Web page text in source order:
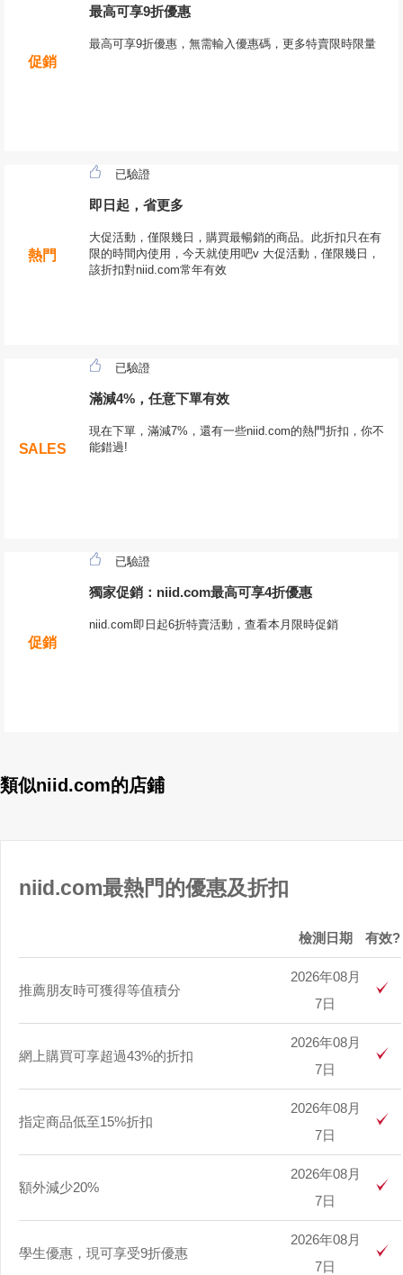
促銷
最高可享9折優惠
最高可享9折優惠，無需輸入優惠碼，更多特賣限時限量
熱門
已驗證
即日起，省更多
大促活動，僅限幾日，購買最暢銷的商品。此折扣只在有
限的時間內使用，今天就使用吧v 大促活動，僅限幾日，
該折扣對niid.com常年有效
SALES
已驗證
滿減4%，任意下單有效
現在下單，滿減7%，還有一些niid.com的熱門折扣，你不
能錯過!
促銷
已驗證
獨家促銷：niid.com最高可享4折優惠
niid.com即日起6折特賣活動，查看本月限時促銷
類似niid.com的店鋪
niid.com最熱門的優惠及折扣
檢測日期 有效?
推薦朋友時可獲得等值積分
2026年08月
7日
網上購買可享超過43%的折扣
2026年08月
7日
指定商品低至15%折扣
2026年08月
7日
額外減少20%
2026年08月
7日
學生優惠，現可享受9折優惠
2026年08月
7日